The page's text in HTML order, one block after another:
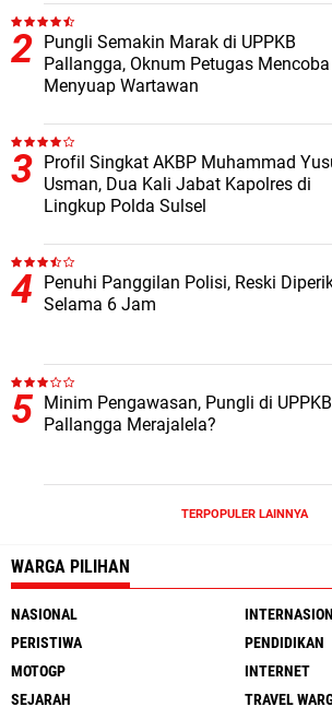
Pungli Semakin Marak di UPPKB
Pallangga, Oknum Petugas Mencoba
Menyuap Wartawan
Profil Singkat AKBP Muhammad
Usman, Dua Kali Jabat Kapolres di
Lingkup Polda Sulsel
Penuhi Panggilan Polisi, Reski
Selama 6 Jam
Minim Pengawasan, Pungli di UPPKB
Pallangga Merajalela?
TERPOPULER LAINNYA
WARGA PILIHAN
NASIONAL
PERISTIWA
PENDIDIKAN
MOTOGP
INTERNET
SEJARAH
TRAVEL